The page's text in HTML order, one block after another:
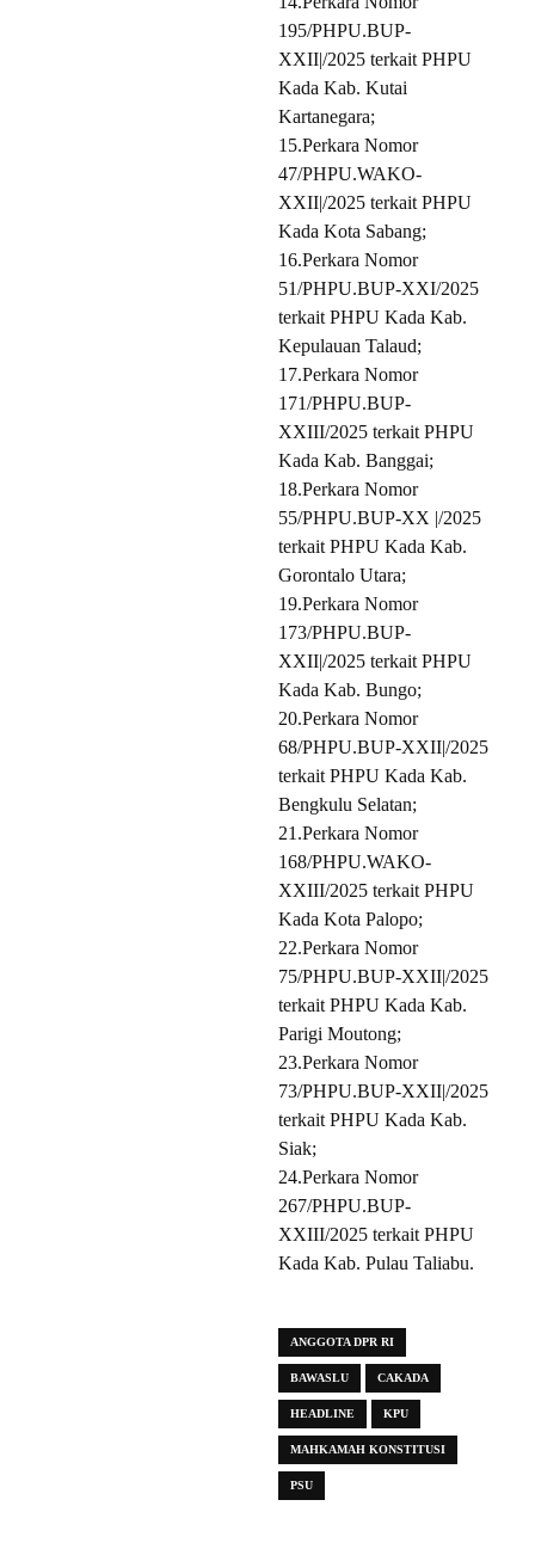
195/PHPU.BUP-
XXII|/2025 terkait PHPU
Kada Kab. Kutai
Kartanegara;
15.Perkara Nomor
47/PHPU.WAKO-
XXII|/2025 terkait PHPU
Kada Kota Sabang;
16.Perkara Nomor
51/PHPU.BUP-XXI/2025
terkait PHPU Kada Kab.
Kepulauan Talaud;
17.Perkara Nomor
171/PHPU.BUP-
XXIII/2025 terkait PHPU
Kada Kab. Banggai;
18.Perkara Nomor
55/PHPU.BUP-XX |/2025
terkait PHPU Kada Kab.
Gorontalo Utara;
19.Perkara Nomor
173/PHPU.BUP-
XXII|/2025 terkait PHPU
Kada Kab. Bungo;
20.Perkara Nomor
68/PHPU.BUP-XXII|/2025
terkait PHPU Kada Kab.
Bengkulu Selatan;
21.Perkara Nomor
168/PHPU.WAKO-
XXIII/2025 terkait PHPU
Kada Kota Palopo;
22.Perkara Nomor
75/PHPU.BUP-XXII|/2025
terkait PHPU Kada Kab.
Parigi Moutong;
23.Perkara Nomor
73/PHPU.BUP-XXII|/2025
terkait PHPU Kada Kab.
Siak;
24.Perkara Nomor
267/PHPU.BUP-
XXIII/2025 terkait PHPU
Kada Kab. Pulau Taliabu.
ANGGOTA DPR RI
BAWASLU CAKADA
HEADLINE KPU
MAHKAMAH KONSTITUSI
PSU